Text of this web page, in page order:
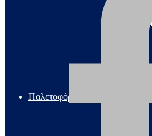
Παλετοφόρα / Ράμπες / Καρότσια